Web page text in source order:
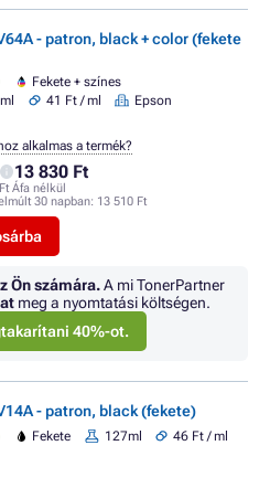
- patron, black + color (fekete
Fekete + színes
41 Ft / ml Epson
13 830 Ft
Áfa nélkül
30 napban: 13 510 Ft
alkalmas a termék?
Ön számára.A mi TonerPartner
meg a nyomtatási költségen.
40%-ot.
- patron, black (fekete)
Fekete 127ml
46 Ft / ml